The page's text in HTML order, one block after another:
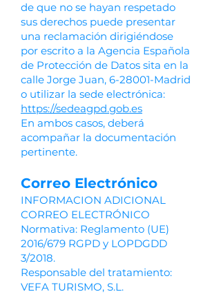
de que no se hayan respetado
sus derechos puede presentar
una reclamación dirigiéndose
por escrito a la Agencia Española
de Protección de Datos sita en la
calle Jorge Juan, 6-28001-Madrid
o utilizar la sede electrónica:
https://sedeagpd.gob.es
En ambos casos, deberá
acompañar la documentación
pertinente.
Correo Electrónico
INFORMACION ADICIONAL
CORREO ELECTRÓNICO
Normativa: Reglamento (UE)
2016/679 RGPD y LOPDGDD
3/2018.
Responsable del tratamiento:
VEFA TURISMO, S.L.